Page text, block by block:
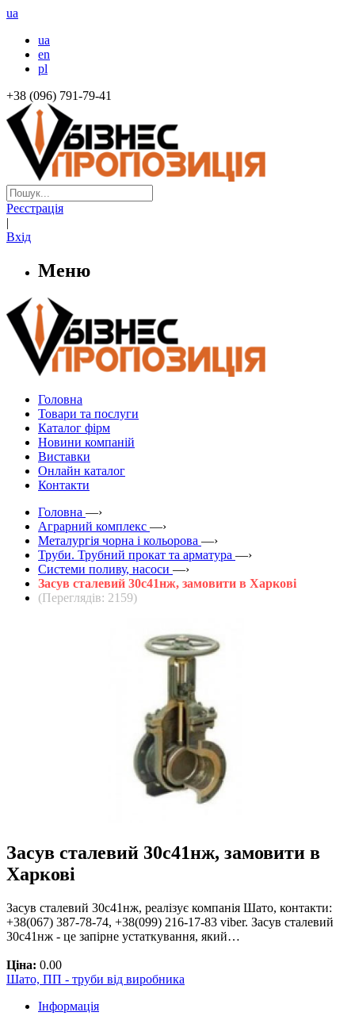
ua
ua
en
pl
+38 (096) 791-79-41
Реєстрація
|
Вхід
Меню
Головна
Товари та послуги
Каталог фірм
Новини компаній
Виставки
Онлайн каталог
Контакти
Головна —›
Аграрний комплекс —›
Металургія чорна і кольорова —›
Труби. Трубний прокат та арматура —›
Системи поливу, насоси —›
Засув сталевий 30с41нж, замовити в Харкові
(Переглядів: 2159)
Засув сталевий 30с41нж, замовити в
Харкові
Засув сталевий 30с41нж, реалізує компанія Шато, контакти:
+38(067) 387-78-74, +38(099) 216-17-83 viber. Засув сталевий
30с41нж - це запірне устаткування, який…
Ціна: 0.00
Шато, ПП - труби від виробника
Інформація